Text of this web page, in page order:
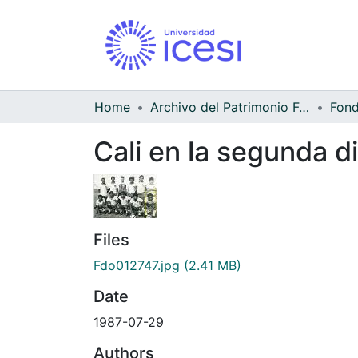
Home Archivo del Patrimonio Fotográfico y Fílmico del Valle del Cauca
Cali en la segunda
Files
Fdo012747.jpg (2.41 MB)
Date
1987-07-29
Authors